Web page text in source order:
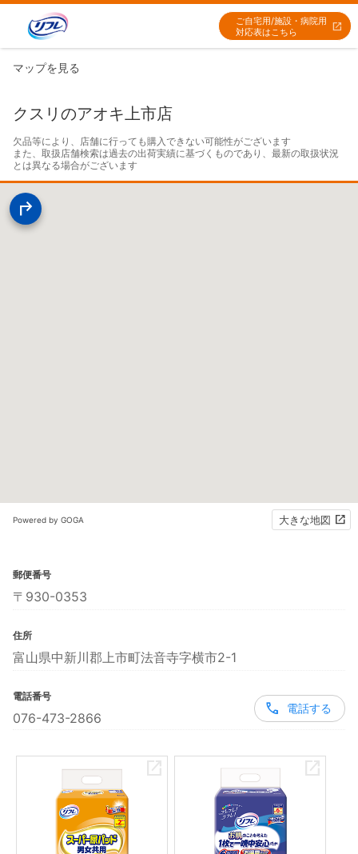
ご自宅用/施設・病院用
対応表はこちら
マップを見る
クスリのアオキ上市店
欠品等により、店舗に行っても購入できない可能性がございます
また、取扱店舗検索は過去の出荷実績に基づくものであり、最新の取扱状況
とは異なる場合がございます
Powered by GOGA 大きな地図
郵便番号
〒930-0353
住所
富山県中新川郡上市町法音寺字横市2-1
電話番号
076-473-2866
電話する